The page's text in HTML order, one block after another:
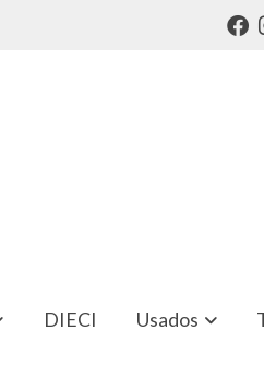
DIECI Usados